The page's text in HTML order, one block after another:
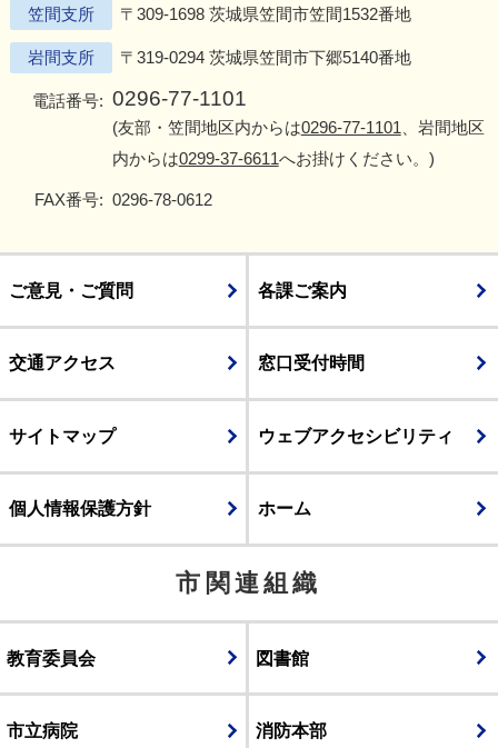
笠間支所 〒309-1698 茨城県笠間市笠間1532番地
岩間支所 〒319-0294 茨城県笠間市下郷5140番地
電話番号: 0296-77-1101
(友部・笠間地区内からは0296-77-1101 、岩間地区
内からは0299-37-6611へお掛けください。)
FAX番号: 0296-78-0612
ご意見・ご質問 各課ご案内
交通アクセス 窓口受付時間
サイトマップ ウェブアクセシビリティ
個人情報保護方針 ホーム
市関連組織
教育委員会 図書館
市立病院 消防本部